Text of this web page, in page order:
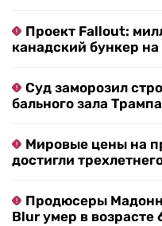
Проект Fallout:
канадский бункер
Суд заморозил
бального зала
Мировые цены на
достигли
Продюсеры
Blur умер в возрасте